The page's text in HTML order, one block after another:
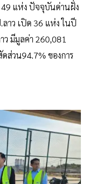
แห่ง ปัจจุบันด่านฝั่ง
าว เปิด 36 แห่ง ในปี
มีมูลค่า 260,081
ส่วน94.7% ของการ